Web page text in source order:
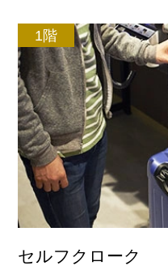
1階
セルフクローク